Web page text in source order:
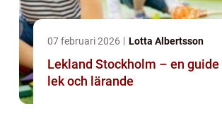
07 februari 2026 Lotta Albertsson
Lekland Stockholm – en
lek och lärande